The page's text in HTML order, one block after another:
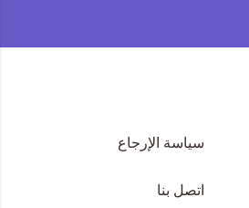
سياسة الإرجاع
اتصل بنا